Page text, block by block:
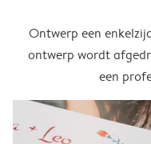
Ontwerp een
ontwerp wordt
een